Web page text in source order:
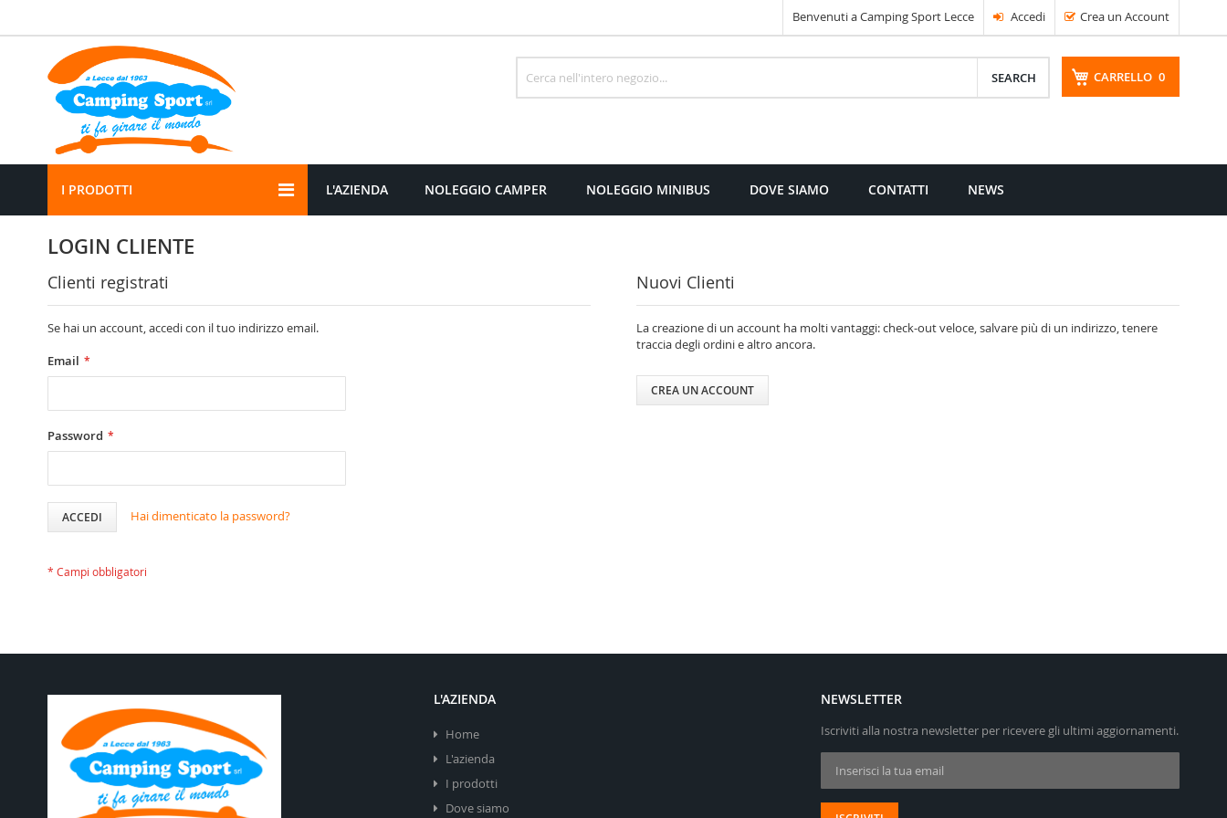
contenuto
Benvenuti a Camping Sport Lecce Accedi Crea un Account
CARRELLO 0
Cerca
L'AZIENDA NOLEGGIO CAMPER NOLEGGIO MINIBUS DOVE SIAMO CONTATTI NEWS
I PRODOTTI
LOGIN CLIENTE
Clienti registrati
Se hai un account, accedi con il tuo indirizzo email.
Email
Password
ACCEDI Hai dimenticato la password?
Nuovi Clienti
La creazione di un account ha molti vantaggi: check-out veloce, salvare più di un indirizzo, tenere
traccia degli ordini e altro ancora.
CREA UN ACCOUNT
L'AZIENDA
Home
L'azienda
I prodotti
Dove siamo
NEWSLETTER
Iscriviti alla nostra newsletter per ricevere gli ultimi aggiornamenti.
Iscriviti alla nostra Newsletter: